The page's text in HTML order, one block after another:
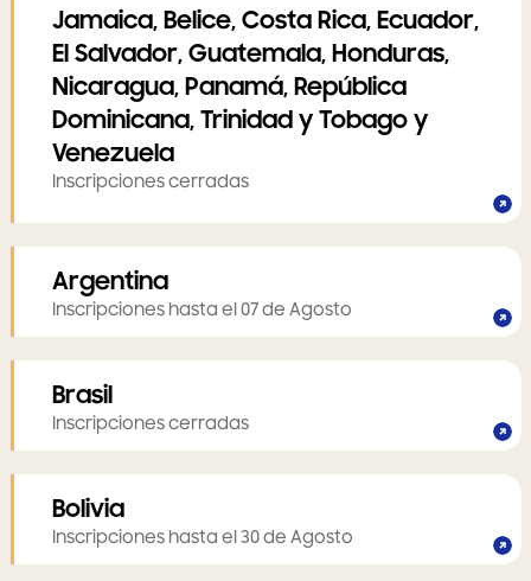
Jamaica, Belice, Costa Rica, Ecuador,
El Salvador, Guatemala, Honduras,
Nicaragua, Panamá, República
Dominicana, Trinidad y Tobago y
Venezuela
Inscripciones cerradas
Argentina
Inscripciones hasta el 07 de Agosto
Brasil
Inscripciones cerradas
Bolivia
Inscripciones hasta el 30 de Agosto